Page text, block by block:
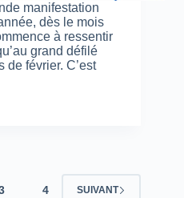
manifestation
dès le mois
à ressentir
grand défilé
de février. C’est
4 SUIVANT